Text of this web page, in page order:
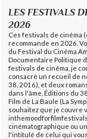
LES FESTIVALS
2026
Ces festivals de cinéma
recommande en 2026.
du Festival du Cinéma
Documentaire Politique
festivals de cinéma, je
consacré un recueil de
38, 2016), et deux
dans l'âme, Éditions du
Film de La Baule (La
souhaitez que je couvre
cinématographique ou
l'intitulé de celui qui